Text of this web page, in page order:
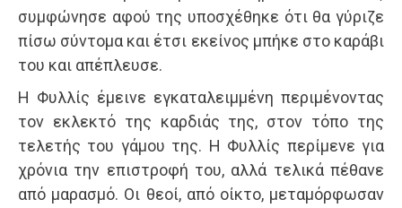
συμφώνησε αφού της υποσχέθηκε ότι θα γύριζε
πίσω σύντομα και έτσι εκείνος μπήκε στο καράβι
του και απέπλευσε.
Η Φυλλίς έμεινε εγκαταλειμμένη περιμένοντας
τον εκλεκτό της καρδιάς της, στον τόπο της
τελετής του γάμου της. Η Φυλλίς περίμενε για
χρόνια την επιστροφή του, αλλά τελικά πέθανε
από μαρασμό. Οι θεοί, από οίκτο, μεταμόρφωσαν